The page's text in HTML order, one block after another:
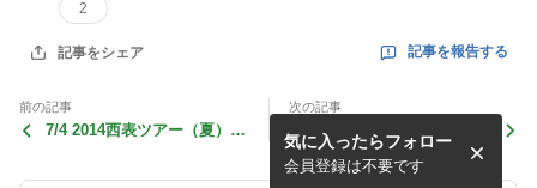
2
記事をシェア 記事を報告する
前の記事
7/4 2014西表ツアー（夏）初
次の記事
6/24 福ちゃん＆ゆきちゃんB
D会♪
気に入ったらフォロー
会員登録は不要です